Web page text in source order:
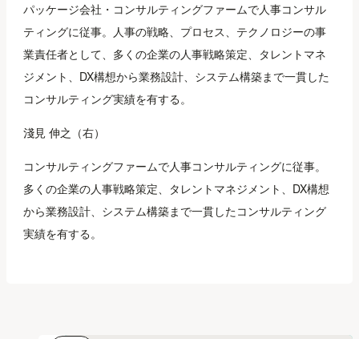
パッケージ会社・コンサルティングファームで人事コンサル
ティングに従事。人事の戦略、プロセス、テクノロジーの事
業責任者として、多くの企業の人事戦略策定、タレントマネ
ジメント、DX構想から業務設計、システム構築まで一貫した
コンサルティング実績を有する。
淺見 伸之（右）
コンサルティングファームで人事コンサルティングに従事。
多くの企業の人事戦略策定、タレントマネジメント、DX構想
から業務設計、システム構築まで一貫したコンサルティング
実績を有する。